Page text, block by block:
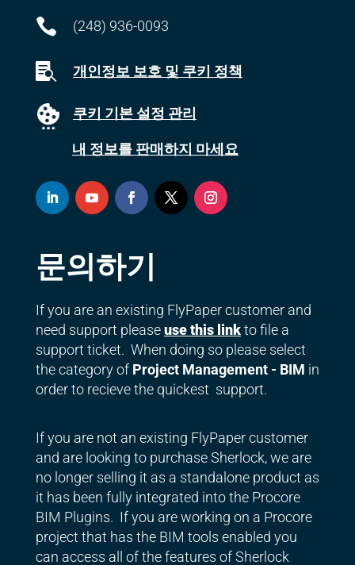
 (248) 936-0093
 개인정보 보호 및 쿠키 정책
쿠키 기본 설정 관리
내 정보를 판매하지 마세요
문의하기
If you are an existing FlyPaper customer and
need support pleaseuse this linkto file a
support ticket. When doing so please select
the category of Project Management - BIM in
order to recieve the quickest support.
If you are not an existing FlyPaper customer
and are looking to purchase Sherlock, we are
no longer selling it as a standalone product as
it has been fully integrated into the Procore
BIM Plugins. If you are working on a Procore
project that has the BIM tools enabled you
can access all of the features of Sherlock